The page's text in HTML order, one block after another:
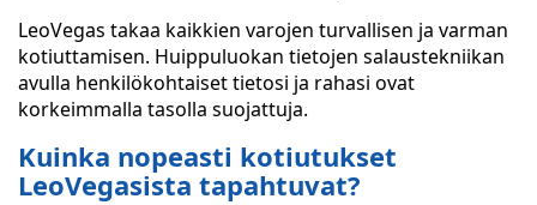
LeoVegas takaa kaikkien varojen turvallisen ja varman
kotiuttamisen. Huippuluokan tietojen salaustekniikan
avulla henkilökohtaiset tietosi ja rahasi ovat
korkeimmalla tasolla suojattuja.
Kuinka nopeasti kotiutukset
LeoVegasista tapahtuvat?